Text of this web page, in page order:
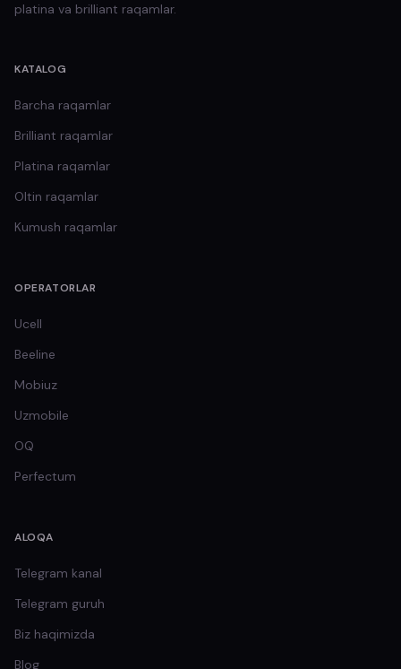
platina va brilliant raqamlar.
KATALOG
Barcha raqamlar
Brilliant raqamlar
Platina raqamlar
Oltin raqamlar
Kumush raqamlar
OPERATORLAR
Ucell
Beeline
Mobiuz
Uzmobile
OQ
Perfectum
ALOQA
Telegram kanal
Telegram guruh
Biz haqimizda
Blog